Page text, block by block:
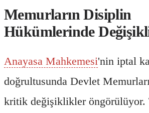
Memurların Disiplin
Hükümlerinde
Anayasa Mahkemesi'nin iptal
doğrultusunda Devlet
kritik değişiklikler öngörülüyor.